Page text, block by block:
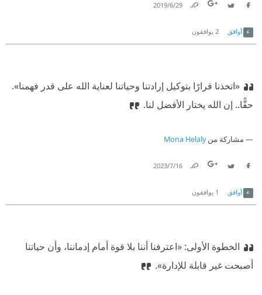
29‏/6‏/2019
أوافق 2 يوافقون
«اتخذنا قرارًا بتوكيل إرادتنا وحياتنا لعناية الله على قدر فهمنا».
‫حقًّا.. إن الله يختار الأفضل لنا.
مشاركة منMona Helaly
16‏/7‏/2023
أوافق 1 يوافقون
الخطوة الأولى: ‏‫«اعترفنا أننا بلا قوة أمام إدماننا، وأن حياتنا
أصبحت غير قابلة للإدارة».‏